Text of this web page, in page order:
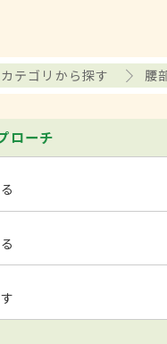
テゴリから探す 腰
ローチ